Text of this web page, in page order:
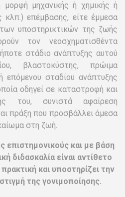
μηχανικής ή χημικής ή
κλπ.) επέμβασης, είτε έμμεσα
υποστηρικτικών της ζωής
τον νεοσχηματισθέντα
στάδιο ανάπτυξης αυτού
βλαστοκύστης, πρώιμα
επόμενου σταδίου ανάπτυξης
οδηγεί σε καταστροφή και
του, συνιστά αφαίρεση
πράξη που προσβάλλει άμεσα
στη ζωή.
επιστημονικούς και με βάση
διδασκαλία είναι αντίθετο
και υποστηρίζει την
της γονιμοποίησης.